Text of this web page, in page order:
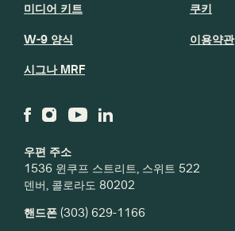
우편 주소
1536 윈쿠프 스트리트, 스위트 522
덴버, 콜로라도 80202
핸드폰 (303) 629-1166
미디어 키트
W-9 양식
시그나 MRF
쿠키
이용약관